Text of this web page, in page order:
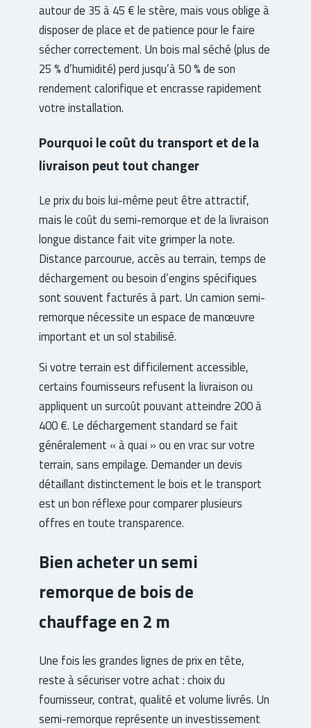
autour de 35 à 45 € le stère, mais vous oblige à
disposer de place et de patience pour le faire
sécher correctement. Un bois mal séché (plus de
25 % d’humidité) perd jusqu’à 50 % de son
rendement calorifique et encrasse rapidement
votre installation.
Pourquoi le coût du transport et de la
livraison peut tout changer
Le prix du bois lui-même peut être attractif,
mais le coût du semi-remorque et de la livraison
longue distance fait vite grimper la note.
Distance parcourue, accès au terrain, temps de
déchargement ou besoin d’engins spécifiques
sont souvent facturés à part. Un camion semi-
remorque nécessite un espace de manœuvre
important et un sol stabilisé.
Si votre terrain est difficilement accessible,
certains fournisseurs refusent la livraison ou
appliquent un surcoût pouvant atteindre 200 à
400 €. Le déchargement standard se fait
généralement « à quai » ou en vrac sur votre
terrain, sans empilage. Demander un devis
détaillant distinctement le bois et le transport
est un bon réflexe pour comparer plusieurs
offres en toute transparence.
Bien acheter un semi
remorque de bois de
chauffage en 2 m
Une fois les grandes lignes de prix en tête,
reste à sécuriser votre achat : choix du
fournisseur, contrat, qualité et volume livrés. Un
semi-remorque représente un investissement